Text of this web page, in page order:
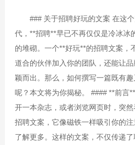
### 关于招聘好玩的文案 在这个
代，**招聘**早已不再仅仅是冷冰冰
的堆砌。一个**好玩**的招聘文案，
道合的伙伴加入你的团队，还能让
颖而出。那么，如何撰写一篇既有
呢？本文将为你揭秘。 #### **前言
开一本杂志，或者浏览网页时，突
招聘文案，它像磁铁一样吸引你的
了解更多。这样的文案，不仅传递